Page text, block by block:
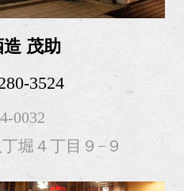
茂助
3524
0032
堀４丁目９−９